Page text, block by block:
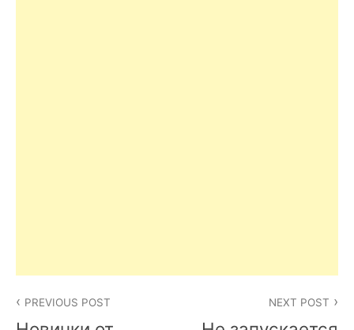
navigation
PREVIOUS POST NEXT POST